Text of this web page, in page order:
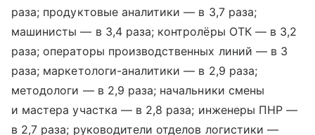
раза; продуктовые аналитики — в 3,7 раза;
машинисты — в 3,4 раза; контролёры ОТК — в 3,2
раза; операторы производственных линий — в 3
раза; маркетологи-аналитики — в 2,9 раза;
методологи — в 2,9 раза; начальники смены
и мастера участка — в 2,8 раза; инженеры ПНР —
в 2,7 раза; руководители отделов логистики —